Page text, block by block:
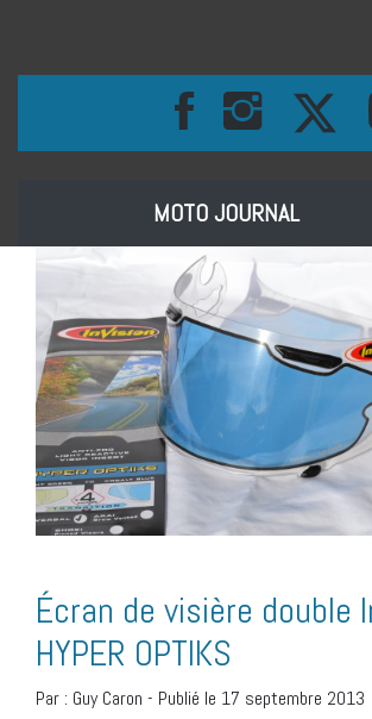
MOTO JOURNAL
Écran de visière double
HYPER OPTIKS
Par : Guy Caron - Publié le 17 septembre 2013